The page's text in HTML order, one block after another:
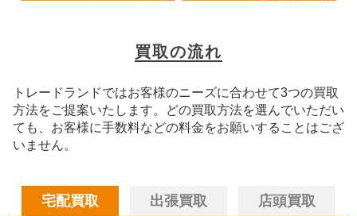
買取の流れ
トレードランドではお客様のニーズに合わせて3つの買取
方法をご提案いたします。
どの買取方法を選んでいただい
ても、お客様に手数料などの料金をお願いすることはござ
いません。
宅配買取 出張買取 店頭買取